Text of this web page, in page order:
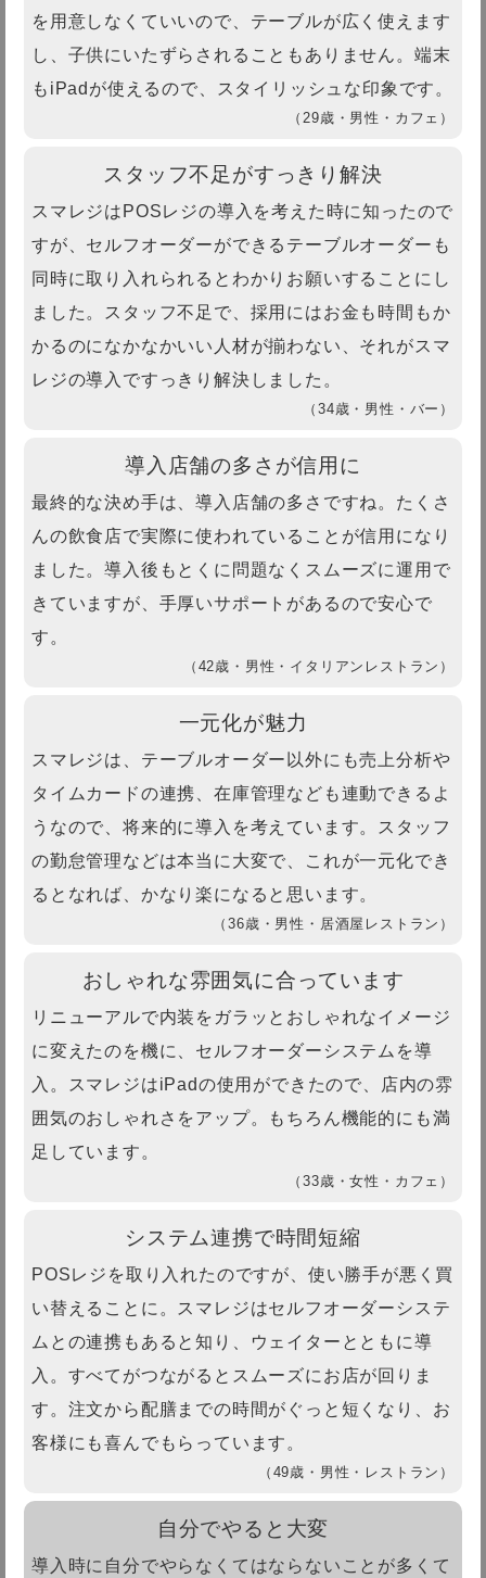
を用意しなくていいので、テーブルが広く使えます
し、子供にいたずらされることもありません。端末
もiPadが使えるので、スタイリッシュな印象です。
（29歳・男性・カフェ）
スタッフ不足がすっきり解決
スマレジはPOSレジの導入を考えた時に知ったので
すが、セルフオーダーができるテーブルオーダーも
同時に取り入れられるとわかりお願いすることにし
ました。スタッフ不足で、採用にはお金も時間もか
かるのになかなかいい人材が揃わない、それがスマ
レジの導入ですっきり解決しました。
（34歳・男性・バー）
導入店舗の多さが信用に
最終的な決め手は、導入店舗の多さですね。たくさ
んの飲食店で実際に使われていることが信用になり
ました。導入後もとくに問題なくスムーズに運用で
きていますが、手厚いサポートがあるので安心で
す。
（42歳・男性・イタリアンレストラン）
一元化が魅力
スマレジは、テーブルオーダー以外にも売上分析や
タイムカードの連携、在庫管理なども連動できるよ
うなので、将来的に導入を考えています。スタッフ
の勤怠管理などは本当に大変で、これが一元化でき
るとなれば、かなり楽になると思います。
（36歳・男性・居酒屋レストラン）
おしゃれな雰囲気に合っています
リニューアルで内装をガラッとおしゃれなイメージ
に変えたのを機に、セルフオーダーシステムを導
入。スマレジはiPadの使用ができたので、店内の雰
囲気のおしゃれさをアップ。もちろん機能的にも満
足しています。
（33歳・女性・カフェ）
システム連携で時間短縮
POSレジを取り入れたのですが、使い勝手が悪く買
い替えることに。スマレジはセルフオーダーシステ
ムとの連携もあると知り、ウェイターとともに導
入。すべてがつながるとスムーズにお店が回りま
す。注文から配膳までの時間がぐっと短くなり、お
客様にも喜んでもらっています。
（49歳・男性・レストラン）
自分でやると大変
導入時に自分でやらなくてはならないことが多くて